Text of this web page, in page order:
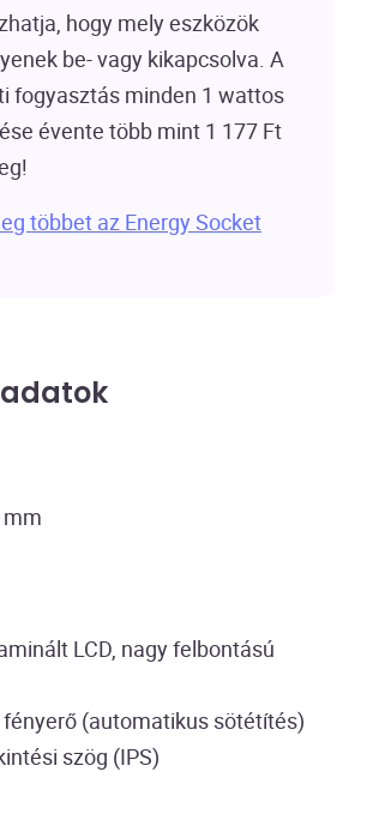
hogy mely eszközök
be- vagy kikapcsolva. A
fogyasztás minden 1 wattos
évente több mint 1 177 Ft
többet az Energy Socket
mm
LCD, nagy felbontású
(automatikus sötétítés)
szög (IPS)